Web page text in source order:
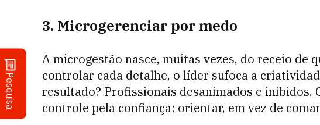
Pesquisa
3. Microgerenciar por medo
A microgestão nasce, muitas vezes, do receio de
controlar cada detalhe, o líder sufoca a
resultado? Profissionais desanimados e inibidos.
controle pela confiança: orientar, em vez de